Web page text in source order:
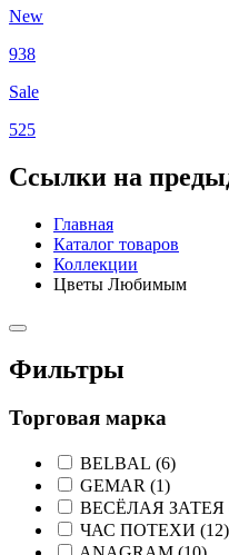
New
938
Sale
525
Ссылки на
Главная
Каталог товаров
Коллекции
Цветы Любимым
Фильтры
Торговая марка
BELBAL (6)
GEMAR (1)
ВЕСЁЛАЯ ЗАТЕЯ
ЧАС ПОТЕХИ (12)